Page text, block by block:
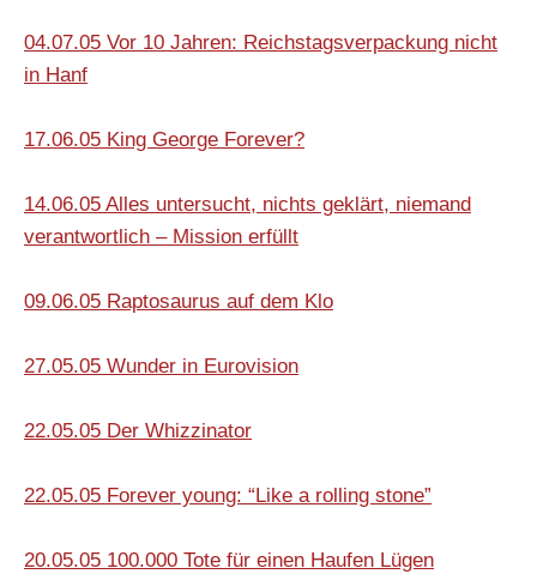
04.07.05 Vor 10 Jahren: Reichstagsverpackung nicht
in Hanf
17.06.05 King George Forever?
14.06.05 Alles untersucht, nichts geklärt, niemand
verantwortlich – Mission erfüllt
09.06.05 Raptosaurus auf dem Klo
27.05.05 Wunder in Eurovision
22.05.05 Der Whizzinator
22.05.05 Forever young: “Like a rolling stone”
20.05.05 100.000 Tote für einen Haufen Lügen